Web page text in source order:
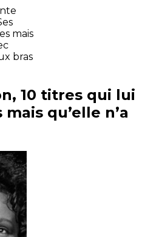
mais
bras
10 titres qui lui
qu’elle n’a